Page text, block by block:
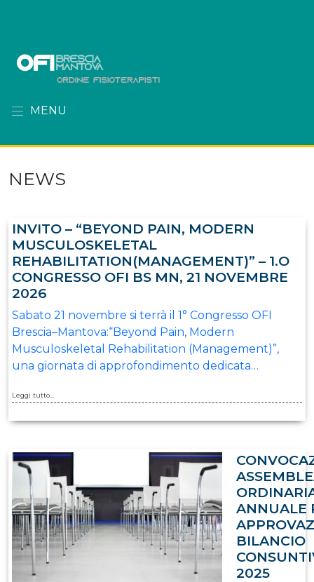
MENU
NEWS
INVITO – “BEYOND PAIN, MODERN
MUSCULOSKELETAL
REHABILITATION(MANAGEMENT)” – 1.O
CONGRESSO OFI BS MN, 21 NOVEMBRE
2026
Sabato 21 novembre si terrà il 1° Congresso OFI
Brescia–Mantova:“Beyond Pain, Modern
Musculoskeletal Rehabilitation (Management)”,
una giornata di approfondimento dedicata…
Leggi tutto...
ANNUALE
BILANCIO
2025